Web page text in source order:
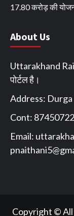
17.80 करोड़ की
About Us
Uttarakhand
पोर्टल है।
Address:
Cont:
Email:
Copyright ©